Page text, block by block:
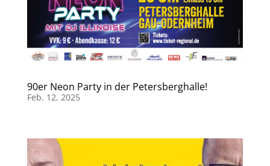
90er Neon Party in der Petersberghalle!
Feb. 12, 2025